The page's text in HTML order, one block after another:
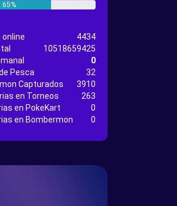
65%
online
4434
10518659425
0
Pesca
32
Capturados
3910
en Torneos
263
en PokeKart
0
en Bombermon
0